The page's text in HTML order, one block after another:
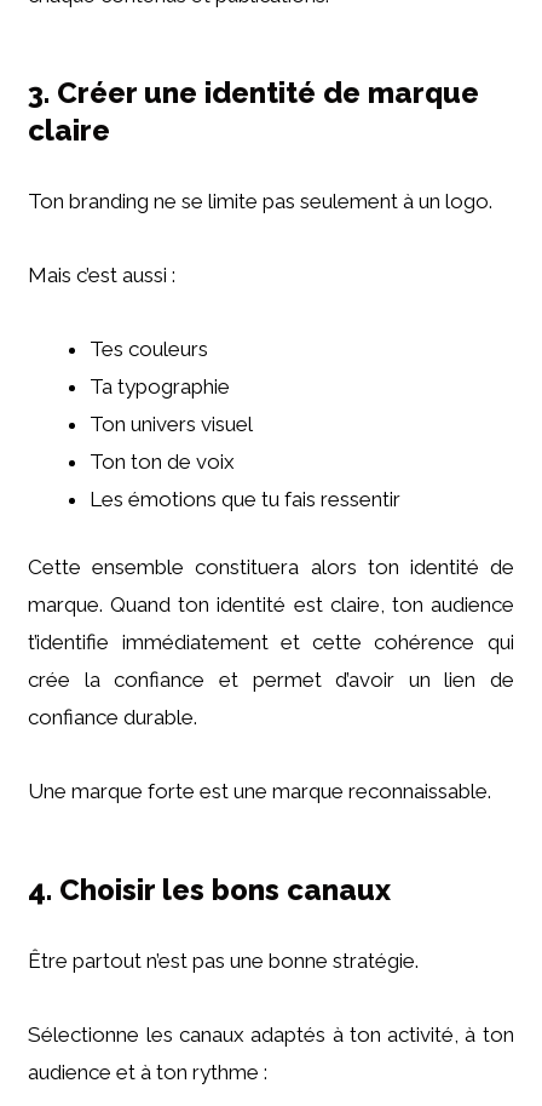
3. Créer une identité de marque
claire
Ton branding ne se limite pas seulement à un logo.
Mais c’est aussi :
Tes couleurs
Ta typographie
Ton univers visuel
Ton ton de voix
Les émotions que tu fais ressentir
Cette ensemble constituera alors ton identité de
marque. Quand ton identité est claire, ton audience
t’identifie immédiatement et cette cohérence qui
crée la confiance et permet d’avoir un lien de
confiance durable.
Une marque forte est une marque reconnaissable.
4. Choisir les bons canaux
Être partout n’est pas une bonne stratégie.
Sélectionne les canaux adaptés à ton activité, à ton
audience et à ton rythme :